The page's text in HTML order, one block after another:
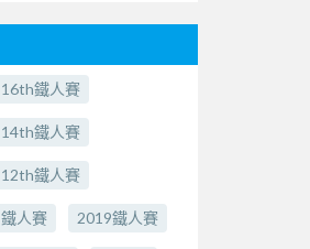
16th鐵人賽
14th鐵人賽
12th鐵人賽
鐵人賽 2019鐵人賽